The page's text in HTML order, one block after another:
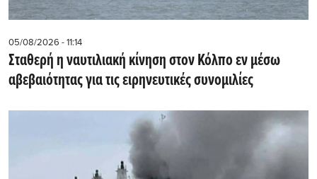
05/08/2026 - 11:14
Σταθερή η ναυτιλιακή κίνηση στον Κόλπο εν μέσω
αβεβαιότητας για τις ειρηνευτικές συνομιλίες